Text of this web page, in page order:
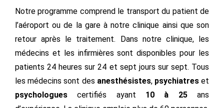
Notre programme comprend le transport du patient de
l’aéroport ou de la gare à notre clinique ainsi que son
retour après le traitement. Dans notre clinique, les
médecins et les infirmières sont disponibles pour les
patients 24 heures sur 24 et sept jours sur sept. Tous
les médecins sont des anesthésistes, psychiatreset
psychologues certifiés ayant 10 à 25ans